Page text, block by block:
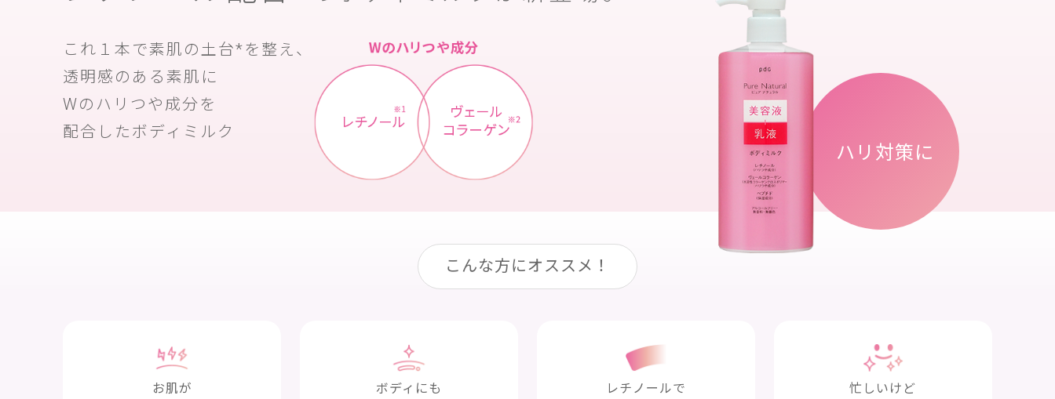
これ１本で素肌の土台*を整え、
透明感のある素肌に
Wのハリつや成分を
配合したボディミルク
ハリ 対策に
こんな方にオススメ！
お肌が
ボディにも
レチノールで
忙しいけど